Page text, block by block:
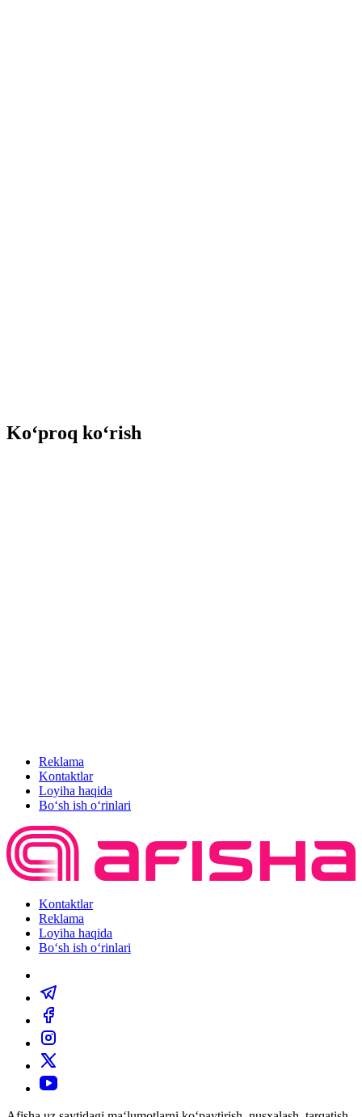
Ko‘proq ko‘rish
Reklama
Kontaktlar
Loyiha haqida
Bo‘sh ish o‘rinlari
Kontaktlar
Reklama
Loyiha haqida
Bo‘sh ish o‘rinlari